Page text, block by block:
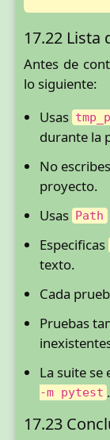
17.22 Lista
Antes de
lo siguiente:
Usas
durante la
No
proyecto.
Usas
Path
Especificas
texto.
Cada
Pruebas
La suite se
-m pytest .
17.23